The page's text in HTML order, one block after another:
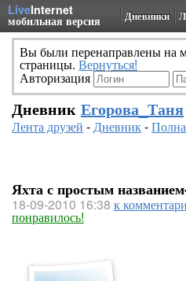
LiveInternet
мобильная версия Дневники
Вы были перенаправлены на
страницы. Вернуться!
Авторизация
Дневник Егорова_Таня
Лента друзей -Дневник-
Яхта с простым
18-09-2010 16:38 к
понравилось!